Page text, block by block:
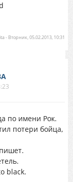
- Вторник, 05.02.2013, 10:31
по имени Рок.
потери бойца,
black.